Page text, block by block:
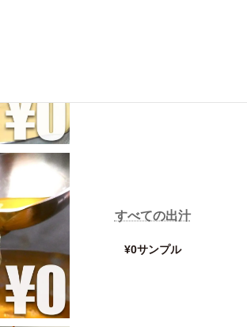
すべての出汁
¥0サンプル